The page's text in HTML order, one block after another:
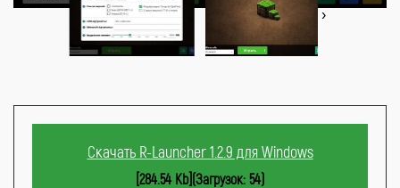
›
Скачать R-Launcher 1.2.9 для Windows
[284.54 Kb](Загрузок: 54)